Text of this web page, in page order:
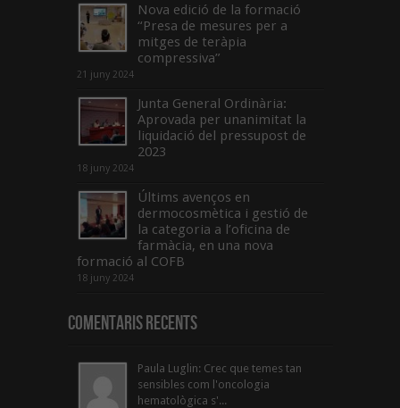
Nova edició de la formació
“Presa de mesures per a
mitges de teràpia
compressiva”
21 juny 2024
Junta General Ordinària:
Aprovada per unanimitat la
liquidació del pressupost de
2023
18 juny 2024
Últims avenços en
dermocosmètica i gestió de
la categoria a l’oficina de
farmàcia, en una nova
formació al COFB
18 juny 2024
Comentaris Recents
Paula Luglin: Crec que temes tan
sensibles com l'oncologia
hematològica s'...